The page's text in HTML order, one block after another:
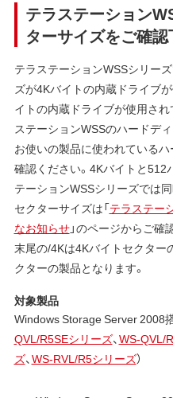
テラステーション
ターサイズをご確
テラステーションWSSシリー
ズが4Kバイトの内蔵ドライブ
イトの内蔵ドライブが使用さ
ステーションWSSのハードデ
お使いの製品に使われている
確認ください。4Kバイトと
テーションWSSシリーズでは
セクターサイズは「テラステー
なお知らせ」のページからご確
末尾の/4Kは4Kバイトセクター
クターの製品となります。
対象製品
Windows Storage Server 2008
QVL/R5SEシリーズ、WS-QVL/
ズ、WS-RVL/R5シリーズ）